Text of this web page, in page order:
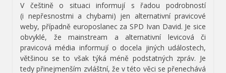
V češtině o situaci informují s řadou podrobností
(i nepřesnostmi a chybami) jen alternativní pravicové
weby, případně europoslanec za SPD Ivan David. Je sice
obvyklé, že mainstream a alternativní levicová či
pravicová média informují o docela jiných událostech,
většinou se to však týká méně podstatných zpráv. Je
tedy přinejmenším zvláštní, že v této věci se přenechává